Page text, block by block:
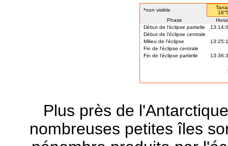
*non visible
Phase
Début de l'éclipse partielle
Début de l'éclipse centrale
Milieu de l'éclipse
Fin de l'éclipse centrale
Fin de l'éclipse partielle
Plus près de
nombreuses petites îles